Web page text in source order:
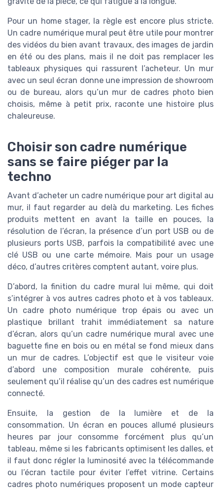
Pour un home stager, la règle est encore plus stricte.
Un cadre numérique mural peut être utile pour montrer
des vidéos du bien avant travaux, des images de jardin
en été ou des plans, mais il ne doit pas remplacer les
tableaux physiques qui rassurent l’acheteur. Un mur
avec un seul écran donne une impression de showroom
ou de bureau, alors qu’un mur de cadres photo bien
choisis, même à petit prix, raconte une histoire plus
chaleureuse.
Choisir son cadre numérique
sans se faire piéger par la
techno
Avant d’acheter un cadre numérique pour art digital au
mur, il faut regarder au delà du marketing. Les fiches
produits mettent en avant la taille en pouces, la
résolution de l’écran, la présence d’un port USB ou de
plusieurs ports USB, parfois la compatibilité avec une
clé USB ou une carte mémoire. Mais pour un usage
déco, d’autres critères comptent autant, voire plus.
D’abord, la finition du cadre mural lui même, qui doit
s’intégrer à vos autres cadres photo et à vos tableaux.
Un cadre photo numérique trop épais ou avec un
plastique brillant trahit immédiatement sa nature
d’écran, alors qu’un cadre numérique mural avec une
baguette fine en bois ou en métal se fond mieux dans
un mur de cadres. L’objectif est que le visiteur voie
d’abord une composition murale cohérente, puis
seulement qu’il réalise qu’un des cadres est numérique
connecté.
Ensuite, la gestion de la lumière et de la
consommation. Un écran en pouces allumé plusieurs
heures par jour consomme forcément plus qu’un
tableau, même si les fabricants optimisent les dalles, et
il faut donc régler la luminosité avec la télécommande
ou l’écran tactile pour éviter l’effet vitrine. Certains
cadres photo numériques proposent un mode capteur